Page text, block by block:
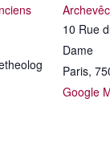
10 Rue
Dame
Paris,
Google